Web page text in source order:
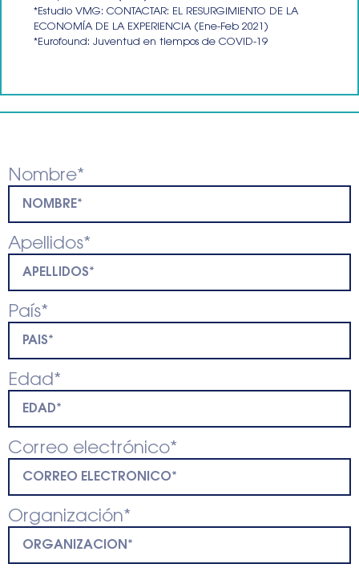
*Estudio VMG: CONTACTAR: EL RESURGIMIENTO DE LA
ECONOMÍA DE LA EXPERIENCIA (Ene-Feb 2021)
*Eurofound: Juventud en tiempos de COVID-19
Nombre*
Apellidos*
País*
Edad*
Correo electrónico*
Organización*